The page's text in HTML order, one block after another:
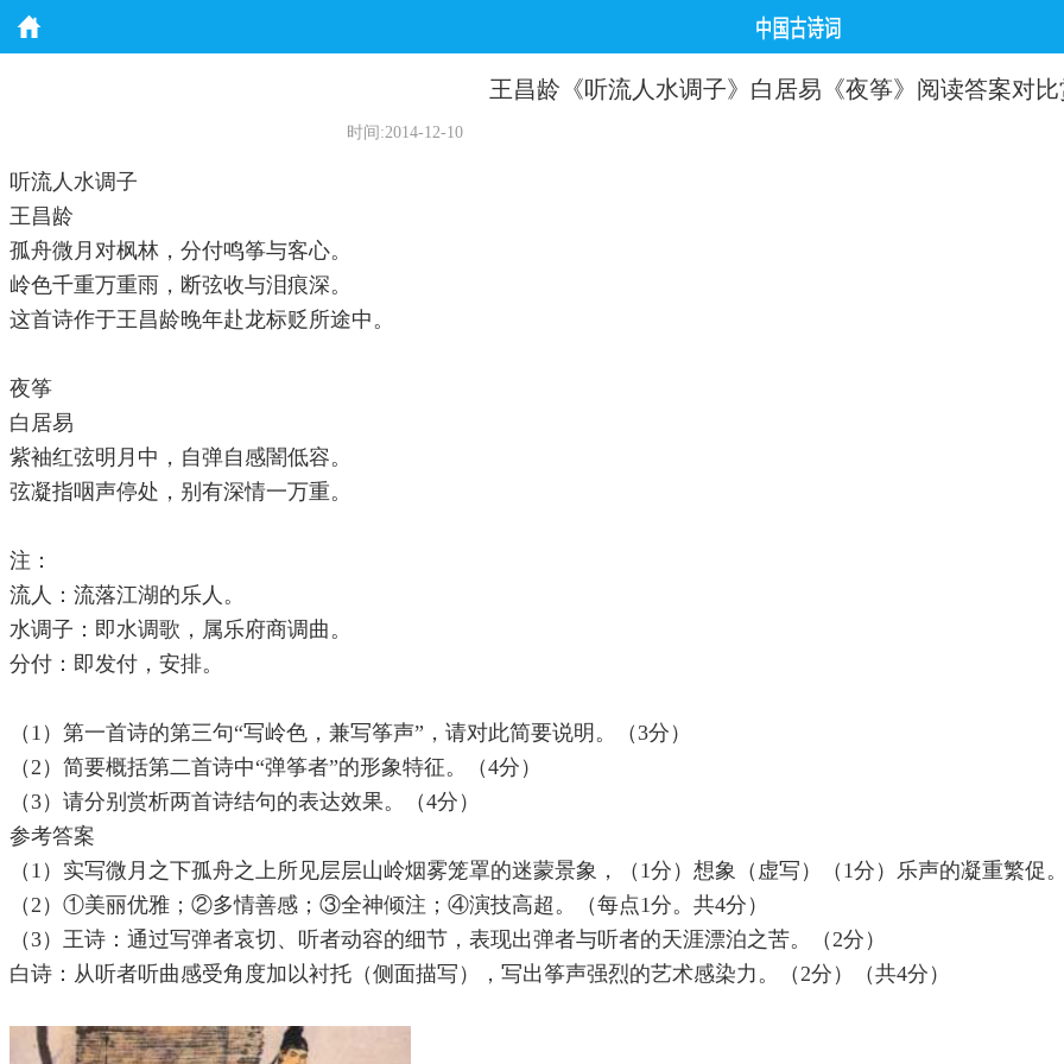
王昌龄《听流人水调子》白居易《夜筝》阅读答案对
时间:2014-12-10
听流人水调子
王昌龄
孤舟微月对枫林，分付鸣筝与客心。
岭色千重万重雨，断弦收与泪痕深。
这首诗作于王昌龄晚年赴龙标贬所途中。
夜筝
白居易
紫袖红弦明月中，自弹自感闇低容。
弦凝指咽声停处，别有深情一万重。
注：
流人：流落江湖的乐人。
水调子：即水调歌，属乐府商调曲。
分付：即发付，安排。
（1）第一首诗的第三句“写岭色，兼写筝声”，请对此简要说明。（3分）
（2）简要概括第二首诗中“弹筝者”的形象特征。（4分）
（3）请分别赏析两首诗结句的表达效果。（4分）
参考答案
（1）实写微月之下孤舟之上所见层层山岭烟雾笼罩的迷蒙景象，（1分）想象（虚写）（1分）乐声的凝重繁促
（2）①美丽优雅；②多情善感；③全神倾注；④演技高超。（每点1分。共4分）
（3）王诗：通过写弹者哀切、听者动容的细节，表现出弹者与听者的天涯漂泊之苦。（2分）
白诗：从听者听曲感受角度加以衬托（侧面描写），写出筝声强烈的艺术感染力。（2分）（共4分）